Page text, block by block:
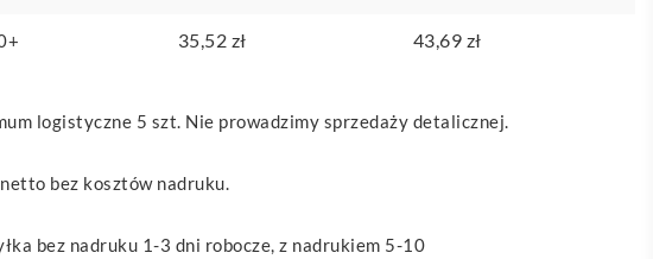
35,52 zł 43,69 zł
logistyczne 5 szt. Nie prowadzimy sprzedaży detalicznej.
bez kosztów nadruku.
bez nadruku 1-3 dni robocze, z nadrukiem 5-10